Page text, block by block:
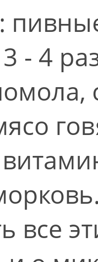
- 4
все